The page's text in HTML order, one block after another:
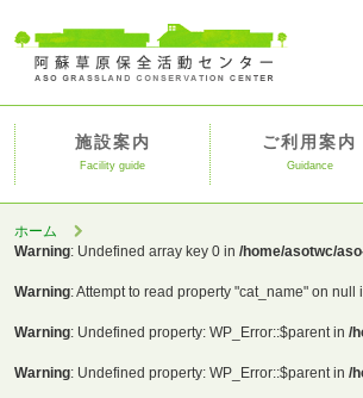
施設案内
Facility guide
ご利用案内
Guidance
ホーム
Warning: Undefined array key 0 in /home/asotwc/
Warning: Attempt to read property "cat_name" on null
Warning: Undefined property: WP_Error::$parent in /
Warning: Undefined property: WP_Error::$parent in /